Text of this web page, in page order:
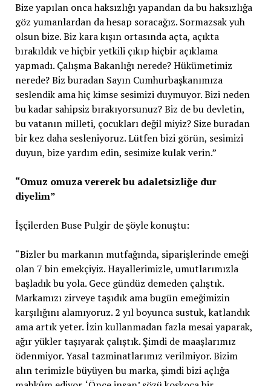
Bize yapılan onca haksızlığı yapandan da bu haksızlığa
göz yumanlardan da hesap soracağız. Sormazsak yuh
olsun bize. Biz kara kışın ortasında açta, açıkta
bırakıldık ve hiçbir yetkili çıkıp hiçbir açıklama
yapmadı. Çalışma Bakanlığı nerede? Hükümetimiz
nerede? Biz buradan Sayın Cumhurbaşkanımıza
seslendik ama hiç kimse sesimizi duymuyor. Bizi neden
bu kadar sahipsiz bırakıyorsunuz? Biz de bu devletin,
bu vatanın milleti, çocukları değil miyiz? Size buradan
bir kez daha sesleniyoruz. Lütfen bizi görün, sesimizi
duyun, bize yardım edin, sesimize kulak verin.”
“Omuz omuza vererek bu adaletsizliğe dur
diyelim”
İşçilerden Buse Pulgir de şöyle konuştu:
“Bizler bu markanın mutfağında, siparişlerinde emeği
olan 7 bin emekçiyiz. Hayallerimizle, umutlarımızla
başladık bu yola. Gece gündüz demeden çalıştık.
Markamızı zirveye taşıdık ama bugün emeğimizin
karşılığını alamıyoruz. 2 yıl boyunca sustuk, katlandık
ama artık yeter. İzin kullanmadan fazla mesai yaparak,
ağır yükler taşıyarak çalıştık. Şimdi de maaşlarımız
ödenmiyor. Yasal tazminatlarımız verilmiyor. Bizim
alın terimizle büyüyen bu marka, şimdi bizi açlığa